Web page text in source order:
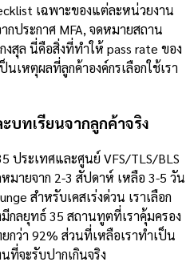
เฉพาะของแต่ละหน่วยงาน
ประกาศ MFA, จดหมายสถาน
สุล นี่คือสิ่งที่ทำให้ pass rate ของ
เหตุผลที่ลูกค้าองค์กรเลือกใช้เรา
บทเรียนจากลูกค้าจริง
ประเทศและศูนย์ VFS/TLS/BLS
มายจาก 2-3 สัปดาห์ เหลือ 3-5 วัน
สำหรับเคสเร่งด่วน เราเลือก
กลยุทธ์ 35 สถานทูตที่เราคุ้มครอง
กว่า 92% ส่วนที่เหลือเราทำเป็น
ที่จะรับปากเกินจริง